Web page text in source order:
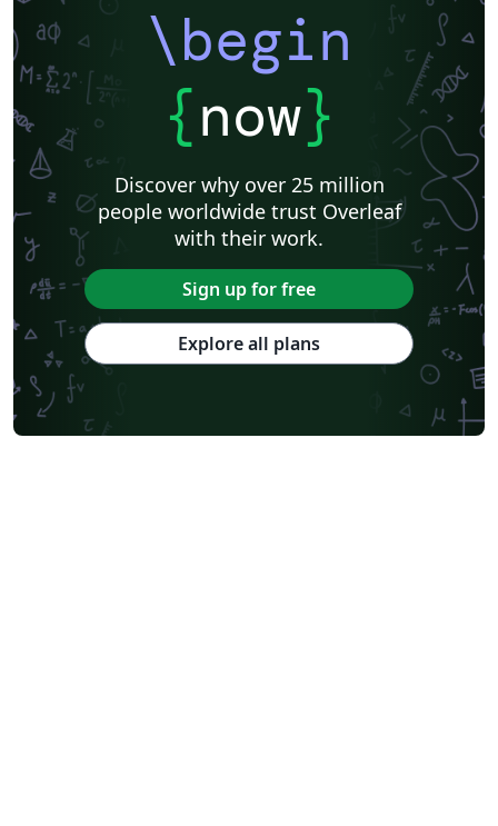
\begin
{now}
Discover why over 25 million
people worldwide trust Overleaf
with their work.
Sign up for free
Explore all plans